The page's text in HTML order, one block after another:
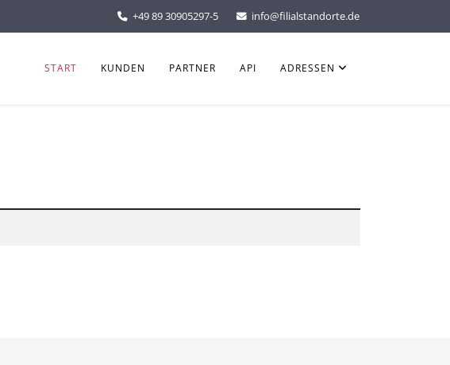
+49 89 30905297-5 info@filialstandorte.de
START KUNDEN PARTNER API ADRESSEN